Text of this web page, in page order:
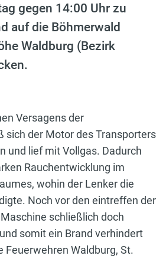
gegen 14:00 Uhr zu
auf die Böhmerwald
Waldburg (Bezirk
Versagens der
sich der Motor des Transporters
und lief mit Vollgas. Dadurch
Rauchentwicklung im
wohin der Lenker die
Noch vor den eintreffen der
schließlich doch
somit ein Brand verhindert
Feuerwehren Waldburg, St.